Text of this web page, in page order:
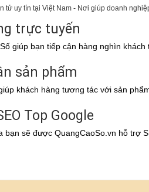
tử uy tín tại Việt Nam - Nơi giúp doanh
trực tuyến
giúp bạn tiếp cận hàng nghìn khách
sản phẩm
khách hàng tương tác với sản
Top Google
bạn sẽ được QuangCaoSo.vn hỗ trợ